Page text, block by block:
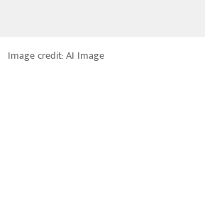
Image credit: AI Image